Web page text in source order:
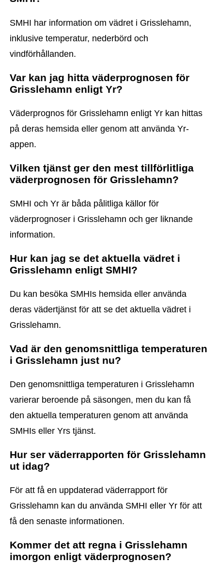
SMHI har information om vädret i Grisslehamn,
inklusive temperatur, nederbörd och
vindförhållanden.
Var kan jag hitta väderprognosen för
Grisslehamn enligt Yr?
Väderprognos för Grisslehamn enligt Yr kan hittas
på deras hemsida eller genom att använda Yr-
appen.
Vilken tjänst ger den mest tillförlitliga
väderprognosen för Grisslehamn?
SMHI och Yr är båda pålitliga källor för
väderprognoser i Grisslehamn och ger liknande
information.
Hur kan jag se det aktuella vädret i
Grisslehamn enligt SMHI?
Du kan besöka SMHIs hemsida eller använda
deras vädertjänst för att se det aktuella vädret i
Grisslehamn.
Vad är den genomsnittliga temperaturen
i Grisslehamn just nu?
Den genomsnittliga temperaturen i Grisslehamn
varierar beroende på säsongen, men du kan få
den aktuella temperaturen genom att använda
SMHIs eller Yrs tjänst.
Hur ser väderrapporten för Grisslehamn
ut idag?
För att få en uppdaterad väderrapport för
Grisslehamn kan du använda SMHI eller Yr för att
få den senaste informationen.
Kommer det att regna i Grisslehamn
imorgon enligt väderprognosen?